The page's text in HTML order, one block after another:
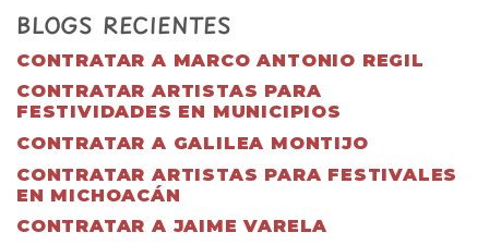
BLOGS RECIENTES
CONTRATAR A MARCO ANTONIO REGIL
CONTRATAR ARTISTAS PARA
FESTIVIDADES EN MUNICIPIOS
CONTRATAR A GALILEA MONTIJO
CONTRATAR ARTISTAS PARA FESTIVALES
EN MICHOACÁN
CONTRATAR A JAIME VARELA